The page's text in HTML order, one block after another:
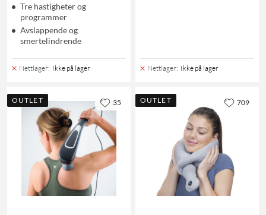
Tre hastigheter og
programmer
Avslappende og
smertelindrende
Nettlager: Ikke på lager Nettlager: Ikke på lager
OUTLET 35 OUTLET 709